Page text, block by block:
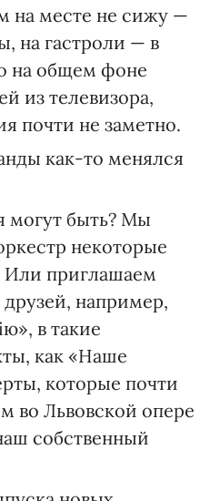
на месте не сижу —
на гастроли — в
на общем фоне
из телевизора,
почти не заметно.
как-то менялся
могут быть? Мы
некоторые
Или приглашаем
например,
в такие
как «Наше
которые почти
во Львовской опере
собственный